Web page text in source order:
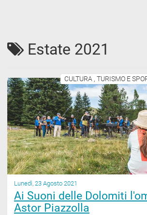
Estate 2021
CULTURA , TURISMO E
Lunedì, 23 Agosto 2021
Ai Suoni delle Dolomiti
Astor Piazzolla